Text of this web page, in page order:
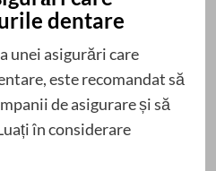
dentare
unei asigurări care
este recomandat să
de asigurare și să
în considerare